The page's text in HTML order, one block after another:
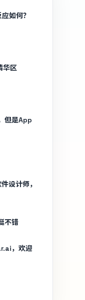
如何？
华区
但是App
设计师，
不错
，欢迎